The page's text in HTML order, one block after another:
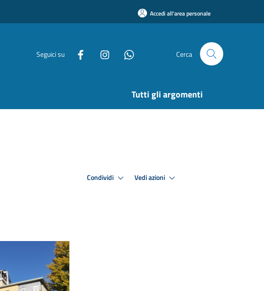
Accedi all'area personale
Seguici su Cerca
Tutti gli argomenti
Condividi Vedi azioni